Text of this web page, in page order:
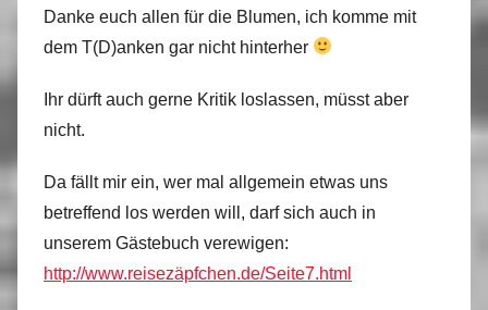
Danke euch allen für die Blumen, ich komme mit
dem T(D)anken gar nicht hinterher
Ihr dürft auch gerne Kritik loslassen, müsst aber
nicht.
Da fällt mir ein, wer mal allgemein etwas uns
betreffend los werden will, darf sich auch in
unserem Gästebuch verewigen:
http://www.reisezäpfchen.de/Seite7.html